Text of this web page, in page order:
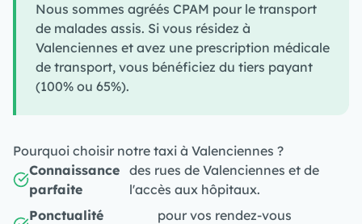
Nous sommes agréés CPAM pour le transport
de malades assis. Si vous résidez à
Valenciennes et avez une prescription médicale
de transport, vous bénéficiez du tiers payant
(100% ou 65%).
Pourquoi choisir notre taxi à Valenciennes ?
Connaissance
parfaite
des rues de Valenciennes et de
l'accès aux hôpitaux.
Ponctualité
pour vos rendez-vous